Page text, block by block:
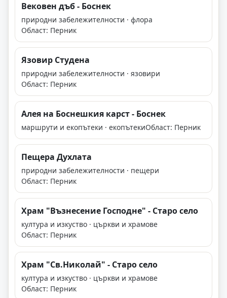
Вековен дъб - Боснек
природни забележителности · флора
Област: Перник
Язовир Студена
природни забележителности · язовири
Област: Перник
Алея на Боснешкия карст - Боснек
маршрути и екопътеки · екопътекиОбласт: Перник
Пещера Духлата
природни забележителности · пещери
Област: Перник
Храм "Възнесение Господне" - Старо село
култура и изкуство · църкви и храмове
Област: Перник
Храм "Св.Николай" - Старо село
култура и изкуство · църкви и храмове
Област: Перник